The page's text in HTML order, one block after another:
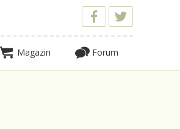
Magazin Forum